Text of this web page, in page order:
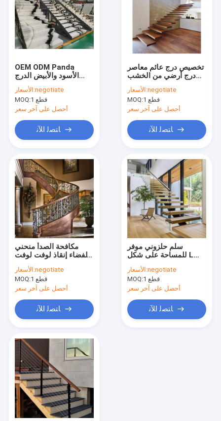
أشرطة فيديو
عرض الواقع الافتراضي
اتصل بنا
سلم حلزوني موفر للمساحة
نوافذ هيكل من الألومنيوم
أبواب هيكل من الألومنيوم
خزانة ملابس مخصصة
درابزين الدرج الداخلي
خزائن المطبخ المعيارية
بيت الحاويات الجاهزة
ورشة الهياكل الفولاذية
أثاث حديث بسيط
أرضيات من الخشب الحبيبي
مكتب تقسيم الجدار
باب جراج آلي
باب خشبي MDF
OEM ODM Panda
الأسود والأبيض الدرج
الرخامي درج لولبي
الحجر الطبيعي
الأسعار:negotiate
MOQ:
1 قطع
أحصل على آخر سعر
ﺎﺘﺼﻟ ﺍﻶﻧ
تخصيص درج عائم معاصر
درج أرضي من الخشب
الصلب مع درابزين زجاجي
الأسعار:negotiate
MOQ:
1 قطع
أحصل على آخر سعر
ﺎﺘﺼﻟ ﺍﻶﻧ
مكافحة الصدأ منحني
الفضاء إنقاذ لوفت لوفت
سلالم حديدية لولبية
الأسعار:negotiate
MOQ:
1 قطع
أحصل على آخر سعر
ﺎﺘﺼﻟ ﺍﻶﻧ
سلم حلزوني موفر
للمساحة على شكل L
الخشب الصلب للمنزل
الأسعار:negotiate
MOQ:
1 قطع
أحصل على آخر سعر
ﺎﺘﺼﻟ ﺍﻶﻧ